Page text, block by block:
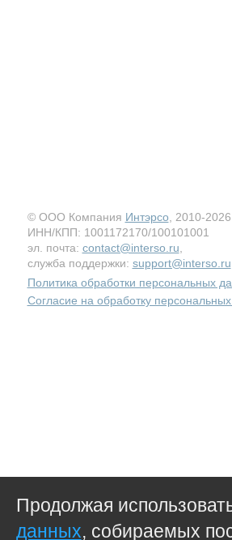
© ООО Компания Интэрсо , 2010-2026
ИНН/КПП: 1001172170/100101001
эл. почта: contact@interso.ru
служба поддержки: support@interso.ru
Политика обработки персональных
Согласие на обработку
Продолжая
данных, собираемых